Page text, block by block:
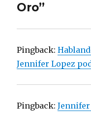
Oro”
Pingback:
Jennifer Lopez
Pingback: